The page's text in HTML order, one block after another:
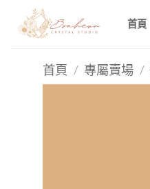
首頁
首頁 / 專屬賣場 /